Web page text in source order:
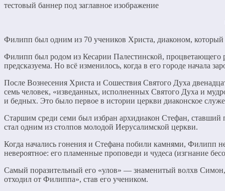
тестовый баннер под заглавное изображение
Филипп был одним из 70 учеников Христа, диаконом,
Филипп был родом из Кесарии Палестинской, процветающего
предсказуема. Но всё изменилось, когда в его городе начала
После Вознесения Христа и Сошествия Святого Духа
семь человек, «изведанных, исполненных Святого Духа и
и бедных. Это было первое в истории церкви диаконское
Старшим среди семи был избран архидиакон Стефан,
стал одним из столпов молодой Иерусалимской церкви.
Когда начались гонения и Стефана побили камнями, Филипп
невероятное: его пламенные проповеди и чудеса (изгнание
Самый поразительный его «улов» — знаменитый волхв
отходил от Филиппа», став его учеником.